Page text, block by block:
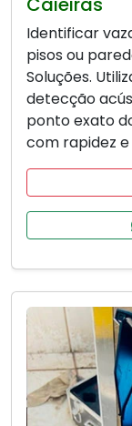
Identificar
pisos ou
Soluções.
detecção
ponto exato
com rapidez